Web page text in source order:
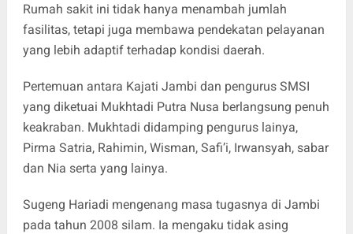
Rumah sakit ini tidak hanya menambah jumlah
fasilitas, tetapi juga membawa pendekatan pelayanan
yang lebih adaptif terhadap kondisi daerah.
Pertemuan antara Kajati Jambi dan pengurus SMSI
yang diketuai Mukhtadi Putra Nusa berlangsung penuh
keakraban. Mukhtadi didamping pengurus lainya,
Pirma Satria, Rahimin, Wisman, Safi’i, Irwansyah, sabar
dan Nia serta yang lainya.
Sugeng Hariadi mengenang masa tugasnya di Jambi
pada tahun 2008 silam. Ia mengaku tidak asing